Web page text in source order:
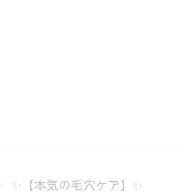
✨【本気の毛穴ケア】✨